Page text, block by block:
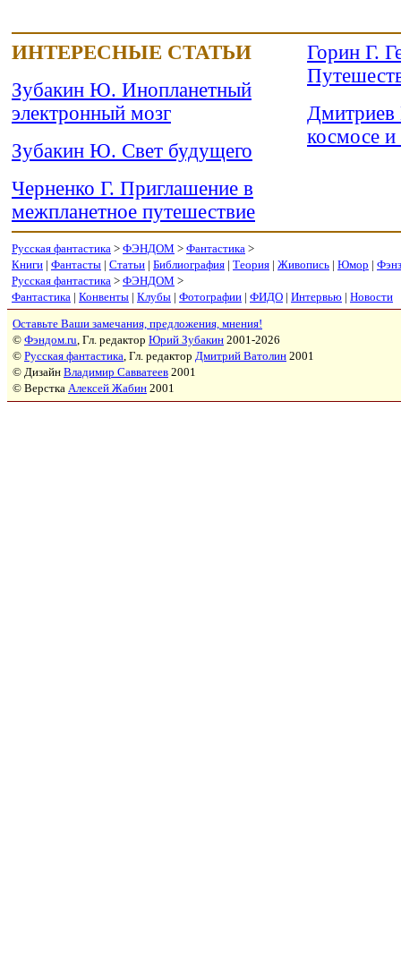
ИНТЕРЕСНЫЕ СТАТЬИ
Зубакин Ю. Инопланетный
электронный мозг
Зубакин Ю. Свет будущего
Черненко Г. Приглашение в
межпланетное путешествие
Горин Г.
Дмитриев
космосе и
Русская фантастика > ФЭНДОМ > Фантастика >
Книги | Фантасты | Статьи | Библиография | Теория | Живопись | Юмор |
Русская фантастика > ФЭНДОМ >
Фантастика | Конвенты | Клубы | Фотографии | ФИДО | Интервью | Новости
Оставьте Ваши замечания, предложения, мнения!
© Фэндом.ru, Гл. редактор Юрий Зубакин 2001-2026
© Русская фантастика, Гл. редактор Дмитрий Ватолин 2001
© Дизайн Владимир Савватеев 2001
© Верстка Алексей Жабин 2001